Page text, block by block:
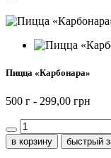
Пицца «Карбонара»
500 г - 299,00 грн
быстрый